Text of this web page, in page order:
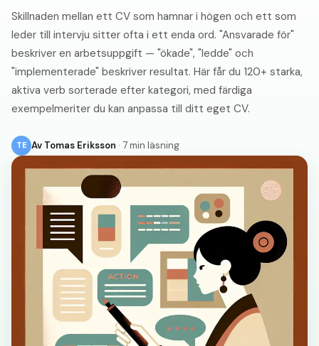
Skillnaden mellan ett CV som hamnar i högen och ett som
leder till intervju sitter ofta i ett enda ord. "Ansvarade för"
beskriver en arbetsuppgift — "ökade", "ledde" och
"implementerade" beskriver resultat. Här får du 120+ starka,
aktiva verb sorterade efter kategori, med färdiga
exempelmeriter du kan anpassa till ditt eget CV.
TE Av Tomas Eriksson · 7 min läsning